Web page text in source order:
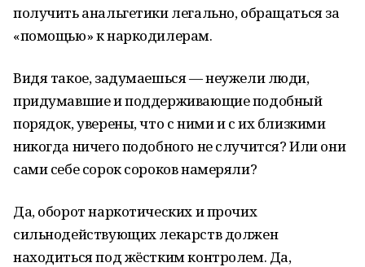
получить анальгетики легально, обращаться за
«помощью» к наркодилерам.
Видя такое, задумаешься — неужели люди,
придумавшие и поддерживающие подобный
порядок, уверены, что с ними и с их близкими
никогда ничего подобного не случится? Или они
сами себе сорок сороков намеряли?
Да, оборот наркотических и прочих
сильнодействующих лекарств должен
находиться под жёстким контролем. Да,